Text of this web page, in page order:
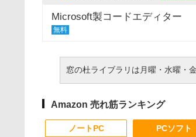
Microsoft製コードエディター
無料
窓の杜ライブラリは月曜・水曜・
Amazon 売れ筋ランキング
ノートPC PCソフト